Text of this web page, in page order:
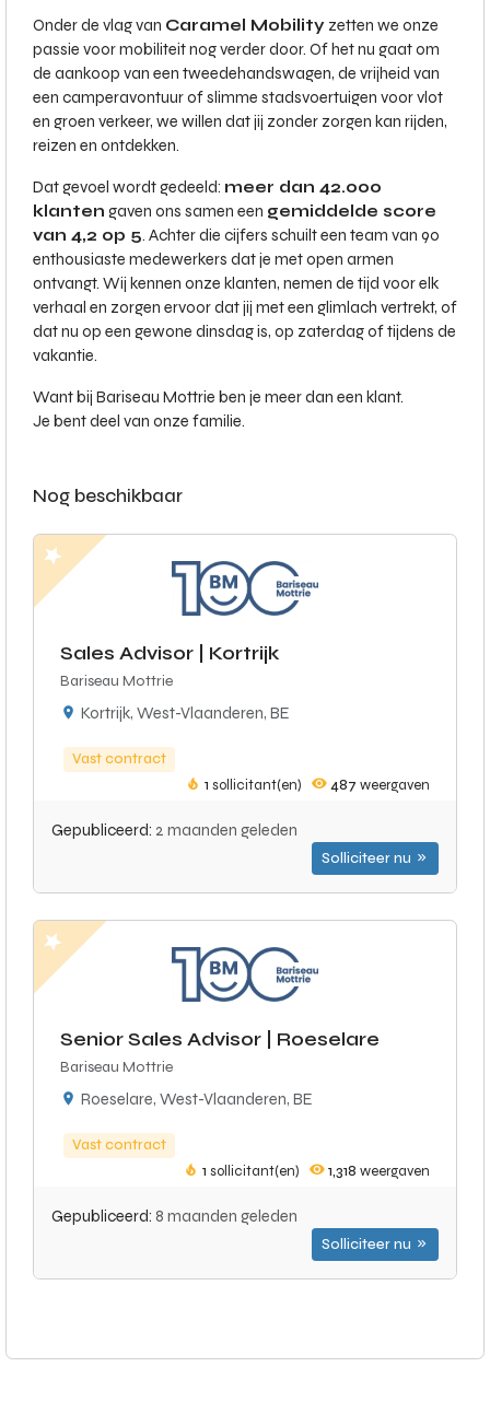
Onder de vlag van Caramel Mobility zetten we onze
passie voor mobiliteit nog verder door. Of het nu gaat om
de aankoop van een tweedehandswagen, de vrijheid van
een camperavontuur of slimme stadsvoertuigen voor vlot
en groen verkeer, we willen dat jij zonder zorgen kan rijden,
reizen en ontdekken.
Dat gevoel wordt gedeeld: meer dan 42.000
klanten gaven ons samen een gemiddelde score
van 4,2 op 5. Achter die cijfers schuilt een team van 90
enthousiaste medewerkers dat je met open armen
ontvangt. Wij kennen onze klanten, nemen de tijd voor elk
verhaal en zorgen ervoor dat jij met een glimlach vertrekt, of
dat nu op een gewone dinsdag is, op zaterdag of tijdens de
vakantie.
Want bij Bariseau Mottrie ben je meer dan een klant.
Je bent deel van onze familie.
Nog beschikbaar
Sales Advisor | Kortrijk
Bariseau Mottrie
Kortrijk, West-Vlaanderen, BE
Vast contract
1 sollicitant(en) 487 weergaven
Gepubliceerd: 2 maanden geleden
Solliciteer nu
Senior Sales Advisor | Roeselare
Bariseau Mottrie
Roeselare, West-Vlaanderen, BE
Vast contract
1 sollicitant(en) 1,318 weergaven
Gepubliceerd: 8 maanden geleden
Solliciteer nu